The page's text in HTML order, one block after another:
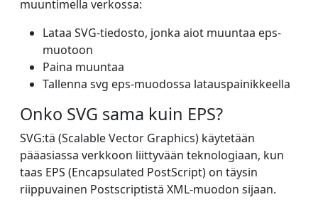
muuntimella verkossa:
Lataa SVG-tiedosto, jonka aiot muuntaa eps-
muotoon
Paina muuntaa
Tallenna svg eps-muodossa latauspainikkeella
Onko SVG sama kuin EPS?
SVG:tä (Scalable Vector Graphics) käytetään
pääasiassa verkkoon liittyvään teknologiaan, kun
taas EPS (Encapsulated PostScript) on täysin
riippuvainen Postscriptistä XML-muodon sijaan.